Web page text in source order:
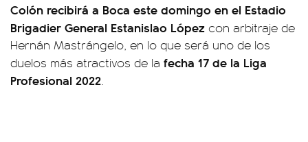
Colón recibirá a Boca este domingo en el Estadio
Brigadier General Estanislao López con arbitraje de
Hernán Mastrángelo, en lo que será uno de los
duelos más atractivos de la fecha 17 de la Liga
Profesional 2022.